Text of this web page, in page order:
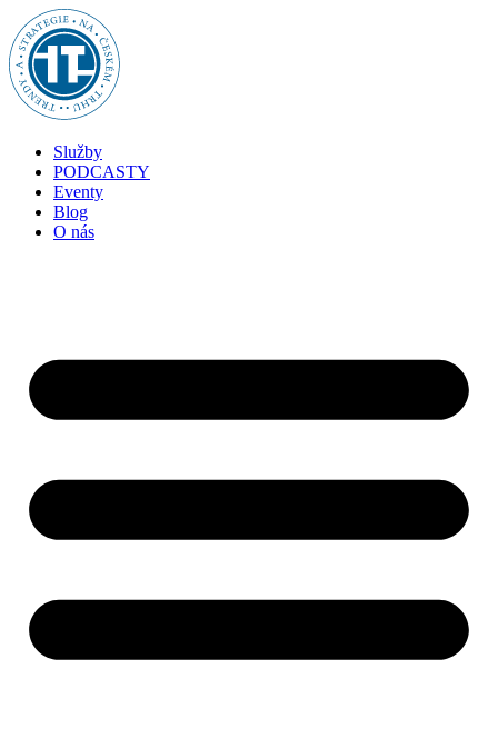
Služby
PODCASTY
Eventy
Blog
O nás